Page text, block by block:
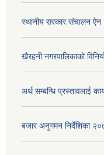
स्थानीय सरकार संचालन
खैरहनी नगरपालिकाको
अर्थ सम्बन्धि प्रस्तावलाई
बजार अनुगमन निर्देशिका